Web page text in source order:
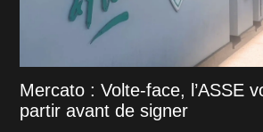
Mercato : Volte-face, l’ASSE
partir avant de signer